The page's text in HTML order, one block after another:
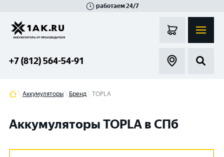
работаем 24/7
+7 (812) 564-54-91
Аккумуляторы Бренд TOPLA
Аккумуляторы TOPLA в СПб
Гатчина